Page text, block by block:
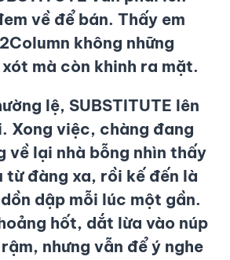
về để bán. Thấy em
không những
mà còn khinh ra mặt.
lệ, SUBSTITUTE lên
Xong việc, chàng đang
về lại nhà bỗng nhìn thấy
từ đàng xa, rồi kế đến là
dập mỗi lúc một gần.
hốt, dắt lừa vào núp
nhưng vẫn để ý nghe